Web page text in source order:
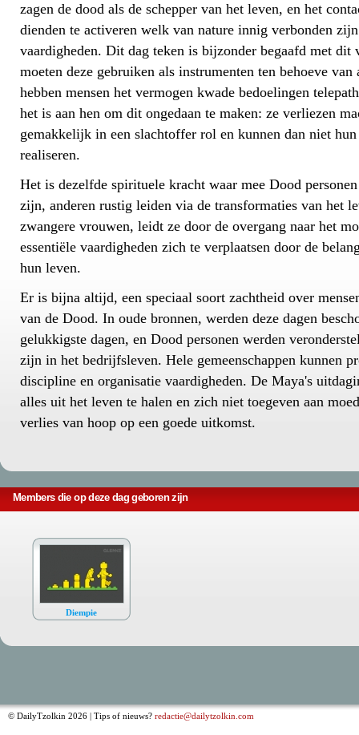
zagen de dood als de schepper van het leven, en het
dienden te activeren welk van nature innig verbonden
vaardigheden. Dit dag teken is bijzonder begaafd met dit
moeten deze gebruiken als instrumenten ten behoeve
hebben mensen het vermogen kwade bedoelingen
het is aan hen om dit ongedaan te maken: ze verliezen
gemakkelijk in een slachtoffer rol en kunnen dan niet
realiseren.
Het is dezelfde spirituele kracht waar mee Dood
zijn, anderen rustig leiden via de transformaties van het
zwangere vrouwen, leidt ze door de overgang naar het
essentiële vaardigheden zich te verplaatsen door de
hun leven.
Er is bijna altijd, een speciaal soort zachtheid over
van de Dood. In oude bronnen, werden deze dagen
gelukkigste dagen, en Dood personen werden
zijn in het bedrijfsleven. Hele gemeenschappen kunnen
discipline en organisatie vaardigheden. De Maya's
alles uit het leven te halen en zich niet toegeven aan
verlies van hoop op een goede uitkomst.
Members die op deze dag geboren zijn
Diempie
© DailyTzolkin 2026 | Tips of nieuws? redactie@dailytzolkin.com